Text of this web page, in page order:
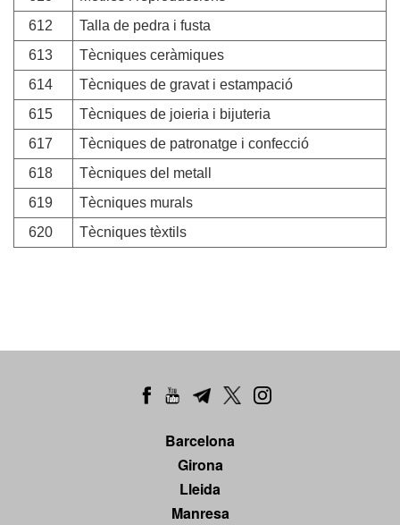
612
Talla de pedra i fusta
613
Tècniques ceràmiques
614
Tècniques de gravat i estampació
615
Tècniques de joieria i bijuteria
617
Tècniques de patronatge i confecció
618
Tècniques del metall
619
Tècniques murals
620
Tècniques tèxtils
Barcelona
Girona
Lleida
Manresa